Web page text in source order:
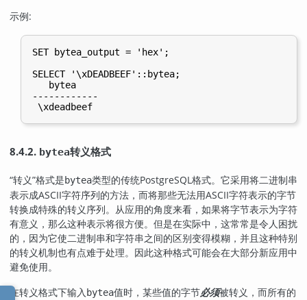
示例:
SET bytea_output = 'hex';
SELECT '\xDEADBEEF'::bytea;
   bytea
------------
8.4.2. bytea转义格式
“转义”格式是bytea类型的传统PostgreSQL 格式。它采用将二进制串
表示成ASCII字符序列的方法，而将那些无法用ASCII字符表示的字节
转换成特殊的转义序列。从应用的角度来看，如果将字节表示为字符
有意义，那么这种表示将很方便。但是在实际中，这常常是令人困扰
的，因为它使二进制串和字符串之间的区别变得模糊，并且这种特别
的转义机制也有点难于处理。因此这种格式可能会在大部分新应用中
避免使用。
在转义格式下输入 bytea值时，某些值的字节必须被转义，而所有的